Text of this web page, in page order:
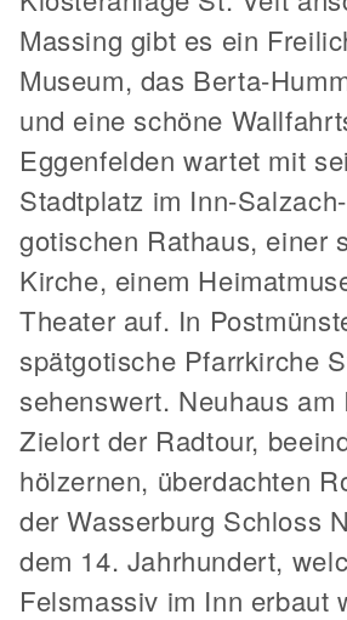
Massing gibt es ein
Museum, das Berta-
und eine schöne
Eggenfelden wartet mit
Stadtplatz im Inn-
gotischen Rathaus, einer
Kirche, einem
Theater auf. In
spätgotische Pfarrkirche
sehenswert. Neuhaus am
Zielort der Radtour,
hölzernen, überdachten
der Wasserburg Schloss
dem 14. Jahrhundert,
Felsmassiv im Inn erbaut